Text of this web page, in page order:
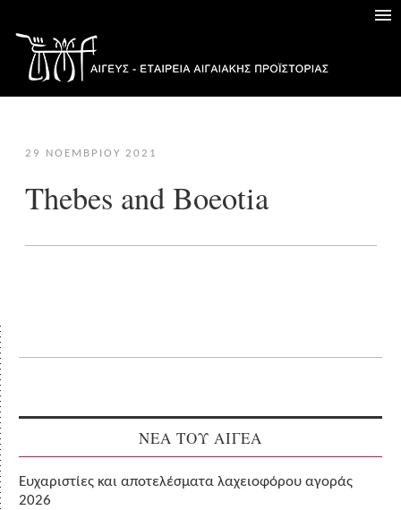
29 ΝΟΕΜΒΡΊΟΥ 2021
Thebes and Boeotia
ΝΕΑ ΤΟΥ ΑΙΓΕΑ
Ευχαριστίες και αποτελέσματα λαχειοφόρου αγοράς
2026